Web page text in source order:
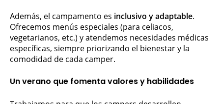
Además, el campamento es inclusivo y adaptable.
Ofrecemos menús especiales (para celiacos,
vegetarianos, etc.) y atendemos necesidades médicas
específicas, siempre priorizando el bienestar y la
comodidad de cada camper.
Un verano que fomenta valores y habilidades